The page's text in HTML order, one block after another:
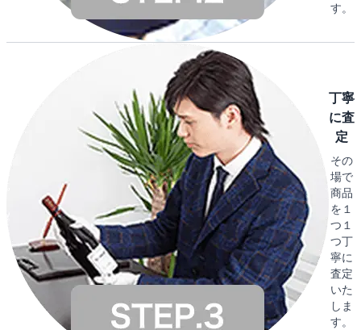
す。
丁寧
に査
定
その
場で
商品
を１
つ１
つ丁
寧に
査定
いた
しま
す。